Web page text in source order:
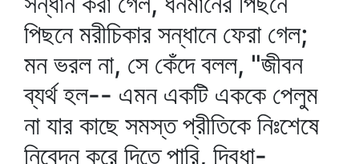
পিছনে মরীচিকার সন্ধানে ফেরা গেল;
মন ভরল না, সে কেঁদে বলল, "জীবন
ব্যর্থ হল-- এমন একটি এককে পেলুম
না যার কাছে সমস্ত প্রীতিকে নিঃশেষে
নিবেদন করে দিতে পারি, দ্বিধা-